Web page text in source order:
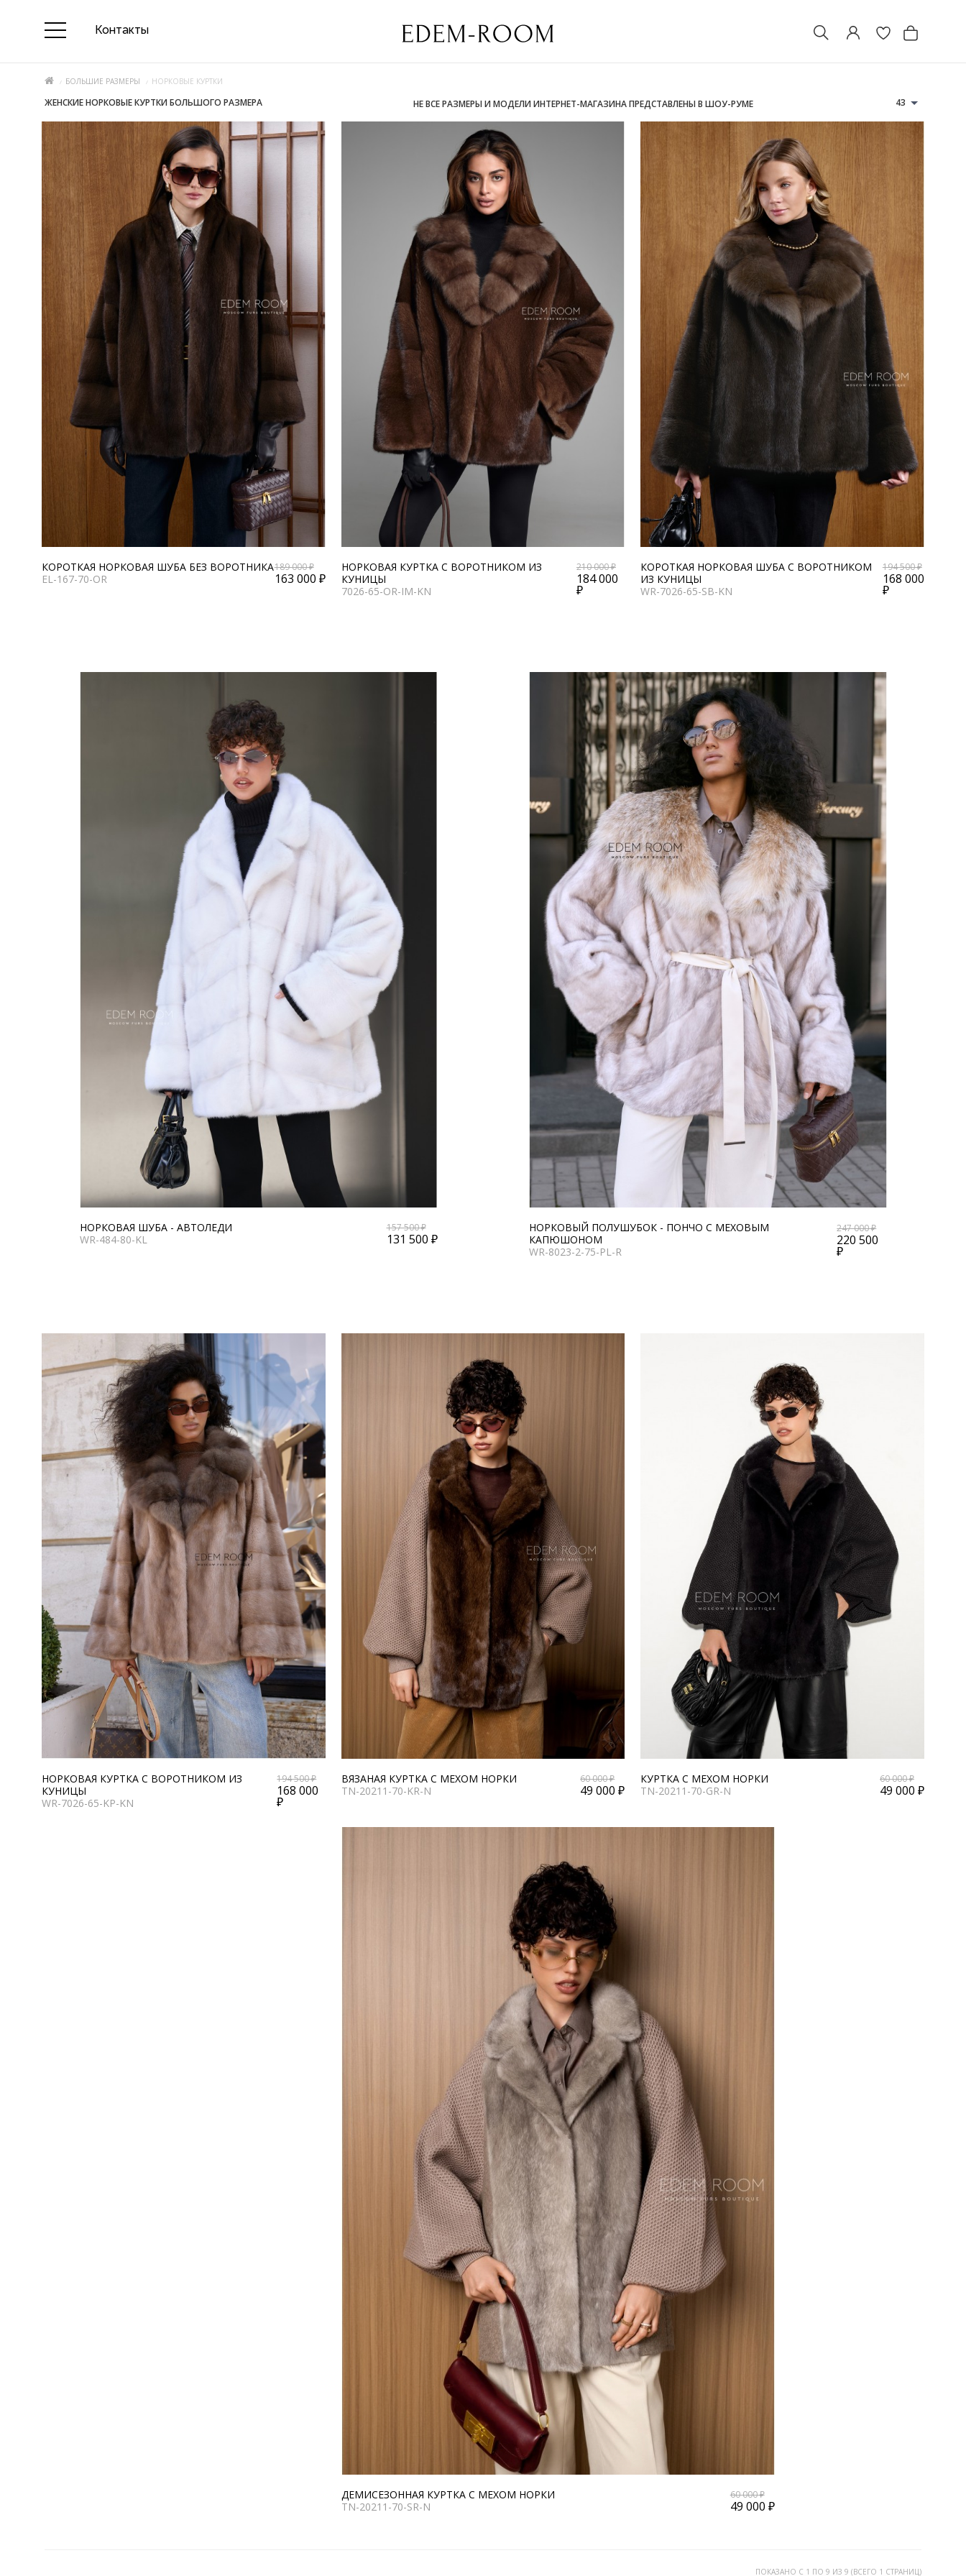
Контакты
БОЛЬШИЕ РАЗМЕРЫ НОРКОВЫЕ КУРТКИ
ЖЕНСКИЕ НОРКОВЫЕ КУРТКИ БОЛЬШОГО РАЗМЕРА НЕ ВСЕ РАЗМЕРЫ И МОДЕЛИ ИНТЕРНЕТ-МАГАЗИНА ПРЕДСТАВЛЕНЫ В ШОУ-РУМЕ 43
КОРОТКАЯ НОРКОВАЯ ШУБА БЕЗ ВОРОТНИКА
EL-167-70-OR
189 000 ₽
163 000 ₽
НОРКОВАЯ КУРТКА С ВОРОТНИКОМ ИЗ
КУНИЦЫ
7026-65-OR-IM-KN
210 000 ₽
184 000
₽
КОРОТКАЯ НОРКОВАЯ ШУБА С ВОРОТНИКОМ
ИЗ КУНИЦЫ
WR-7026-65-SB-KN
194 500 ₽
168 000
₽
НОРКОВАЯ ШУБА - АВТОЛЕДИ
WR-484-80-KL
157 500 ₽
131 500 ₽
НОРКОВЫЙ ПОЛУШУБОК - ПОНЧО С МЕХОВЫМ
КАПЮШОНОМ
WR-8023-2-75-PL-R
247 000 ₽
220 500
₽
НОРКОВАЯ КУРТКА С ВОРОТНИКОМ ИЗ
КУНИЦЫ
WR-7026-65-KP-KN
194 500 ₽
168 000
₽
ВЯЗАНАЯ КУРТКА С МЕХОМ НОРКИ
TN-20211-70-KR-N
60 000 ₽
49 000 ₽
КУРТКА С МЕХОМ НОРКИ
TN-20211-70-GR-N
60 000 ₽
49 000 ₽
ДЕМИСЕЗОННАЯ КУРТКА С МЕХОМ НОРКИ
TN-20211-70-SR-N
60 000 ₽
49 000 ₽
ПОКАЗАНО С 1 ПО 9 ИЗ 9 (ВСЕГО 1 СТРАНИЦ)